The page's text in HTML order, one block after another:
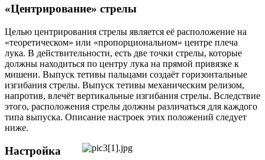
«Центрирование» стрелы
Целью центрирования стрелы является её расположение на
«теоретическом» или «пропорциональном» центре плеча
лука. В действительности, есть две точки стрелы, которые
должны находиться по центру лука на прямой привязке к
мишени. Выпуск тетивы пальцами создаёт горизонтальные
изгибания стрелы. Выпуск тетивы механическим релизом,
напротив, влечёт вертикальные изгибания стрелы. Вследствие
этого, расположения стрелы должны различаться для каждого
типа выпуска. Описание настроек этих положений следует
ниже.
Настройка